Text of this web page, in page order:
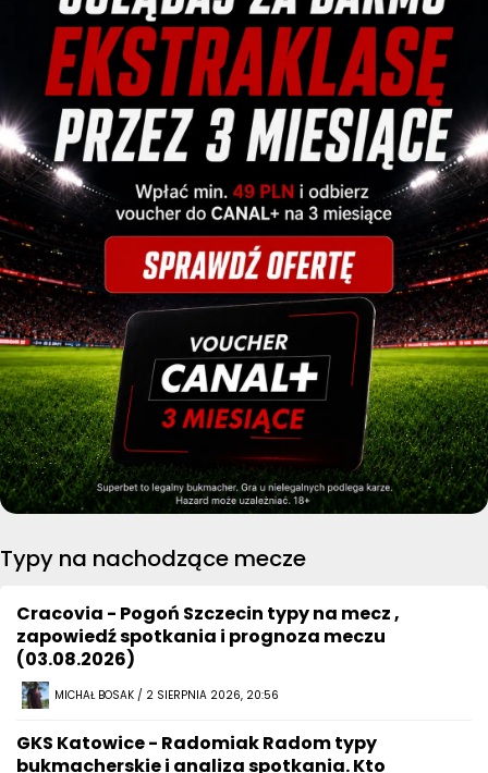
Typy na nachodzące mecze
Cracovia - Pogoń Szczecin typy na mecz ,
zapowiedź spotkania i prognoza meczu
(03.08.2026)
MICHAŁ BOSAK / 2 SIERPNIA 2026, 20:56
GKS Katowice - Radomiak Radom typy
bukmacherskie i analiza spotkania. Kto